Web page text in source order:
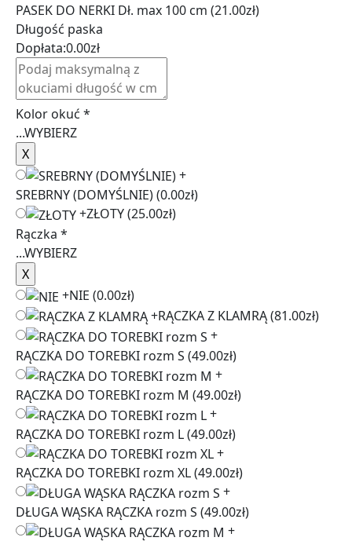
PASEK DO NERKI Dł. max 100 cm (21.00zł)
Długość paska
Dopłata:0.00zł
Kolor okuć *
...WYBIERZ
+
SREBRNY (DOMYŚLNIE)(0.00zł)
+ZŁOTY(25.00zł)
Rączka *
...WYBIERZ
+NIE (0.00zł)
+RĄCZKA Z KLAMRĄ(81.00zł)
+
RĄCZKA DO TOREBKI rozm S (49.00zł)
+
RĄCZKA DO TOREBKI rozm M (49.00zł)
+
RĄCZKA DO TOREBKI rozm L(49.00zł)
+
RĄCZKA DO TOREBKI rozm XL(49.00zł)
+
DŁUGA WĄSKA RĄCZKA rozm S (49.00zł)
+